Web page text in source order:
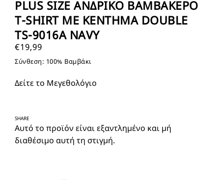
PLUS SIZE ΑΝΔΡΙΚΟ ΒΑΜΒΑΚΕΡΟ
T-SHIRT ΜΕ ΚΕΝΤΗΜΑ DOUBLE
TS-9016Α NAVY
€19,99
Σύνθεση: 100% Βαμβάκι
Δείτε το Μεγεθολόγιο
SHARE
Αυτό το προϊόν είναι εξαντλημένο και μή
διαθέσιμο αυτή τη στιγμή.